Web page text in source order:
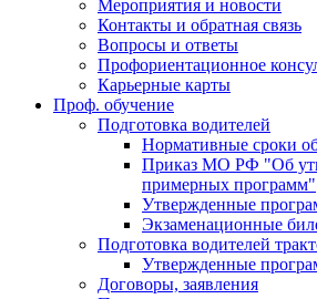
Мероприятия и новости
Контакты и обратная связь
Вопросы и ответы
Профориентационное
Карьерные карты
Проф. обучение
Подготовка водителей
Нормативные сроки
Приказ МО РФ "Об
примерных программ"
Утвержденные
Экзаменационные
Подготовка водителей
Утвержденные
Договоры, заявления